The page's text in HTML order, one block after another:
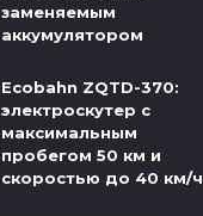
заменяемым
аккумулятором
Ecobahn ZQTD-370:
электроскутер с
максимальным
пробегом 50 км и
скоростью до 40 км/ч